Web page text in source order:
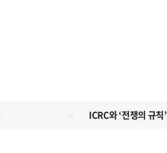
ICRC와 ‘전쟁의 규칙’